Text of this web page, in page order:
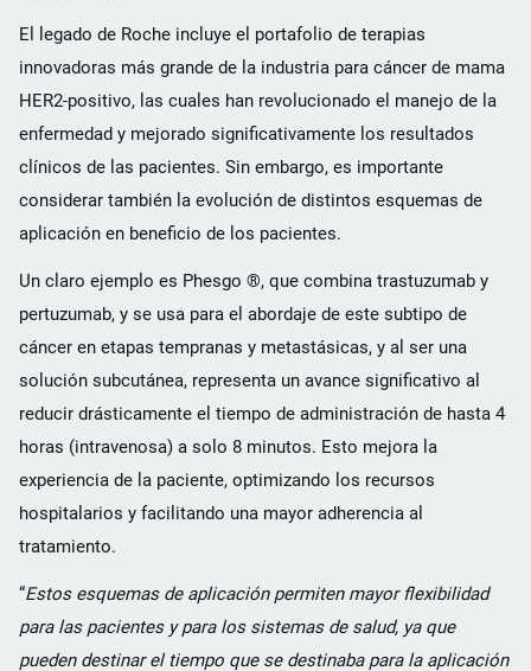
El legado de Roche incluye el portafolio de terapias
innovadoras más grande de la industria para cáncer de mama
HER2-positivo, las cuales han revolucionado el manejo de la
enfermedad y mejorado significativamente los resultados
clínicos de las pacientes. Sin embargo, es importante
considerar también la evolución de distintos esquemas de
aplicación en beneficio de los pacientes.
Un claro ejemplo es Phesgo ®, que combina trastuzumab y
pertuzumab, y se usa para el abordaje de este subtipo de
cáncer en etapas tempranas y metastásicas, y al ser una
solución subcutánea, representa un avance significativo al
reducir drásticamente el tiempo de administración de hasta 4
horas (intravenosa) a solo 8 minutos. Esto mejora la
experiencia de la paciente, optimizando los recursos
hospitalarios y facilitando una mayor adherencia al
tratamiento.
“Estos esquemas de aplicación permiten mayor flexibilidad
para las pacientes y para los sistemas de salud, ya que
pueden destinar el tiempo que se destinaba para la aplicación